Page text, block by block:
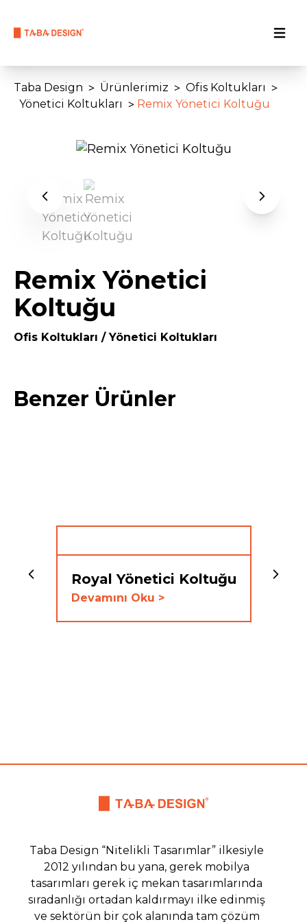
Taba Design > Ürünlerimiz > Ofis Koltukları >
Yönetici Koltukları > Remix Yönetici Koltuğu
Remix Yönetici
Koltuğu
Ofis Koltukları / Yönetici Koltukları
Benzer Ürünler
Royal Yönetici Koltuğu
Devamını Oku >
Taba Design “Nitelikli Tasarımlar” ilkesiyle
2012 yılından bu yana, gerek mobilya
tasarımları gerek iç mekan tasarımlarında
sıradanlığı ortadan kaldırmayı ilke edinmiş
ve sektörün bir çok alanında tam çözüm